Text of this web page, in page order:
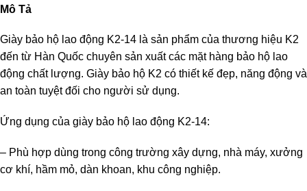
Mô Tả
Giày bảo hộ lao động K2-14 là sản phẩm của thương hiệu K2
đến từ Hàn Quốc chuyên sản xuất các mặt hàng bảo hộ lao
động chất lượng. Giày bảo hộ K2 có thiết kế đẹp, năng động và
an toàn tuyệt đối cho người sử dụng.
Ứng dụng của giày bảo hộ lao động K2-14:
– Phù hợp dùng trong công trường xây dựng, nhà máy, xưởng
cơ khí, hầm mỏ, dàn khoan, khu công nghiệp.